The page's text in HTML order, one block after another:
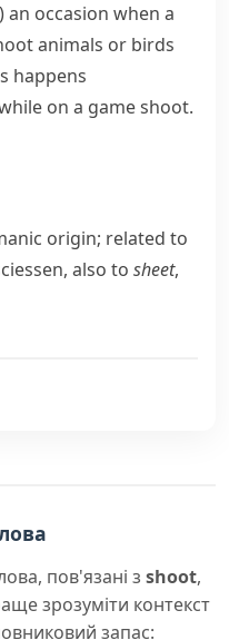
an occasion when a
animals or birds
happens
on a game shoot.
origin; related to
, also to sheet,
пов'язані з shoot,
зрозуміти контекст
запас: